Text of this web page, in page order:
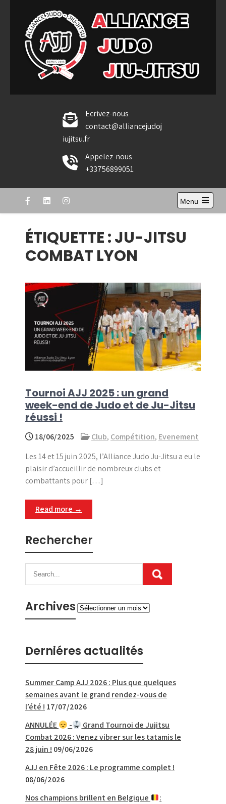
content
Alliance Judo Jiu-jitsu
Ecrivez-nous
contact@alliancejudoj
iujitsu.fr
Appelez-nous
+33756899051
Menu
Open
ÉTIQUETTE :JU-JITSU
COMBAT LYON
Tournoi AJJ 2025 : un grand
week-end de Judo et de Ju-Jitsu
réussi !
18/06/2025 Club, Compétition, Evenement
Les 14 et 15 juin 2025, l’Alliance Judo Ju-Jitsu a eu le
plaisir d’accueillir de nombreux clubs et
combattants pour […]
Read more →
Rechercher
ArchivesArchives
Derniéres actualités
Summer Camp AJJ 2026 : Plus que quelques
semaines avant le grand rendez-vous de
l’été ! 17/07/2026
ANNULÉE
-
Grand Tournoi de Jujitsu
Combat 2026 : Venez vibrer sur les tatamis le
28 juin ! 09/06/2026
AJJ en Fête 2026 : Le programme complet !
08/06/2026
Nos champions brillent en Belgique
: